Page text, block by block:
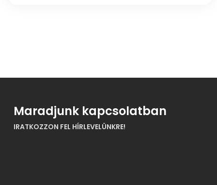
Maradjunk kapcsolatban
IRATKOZZON FEL HÍRLEVELÜNKRE!